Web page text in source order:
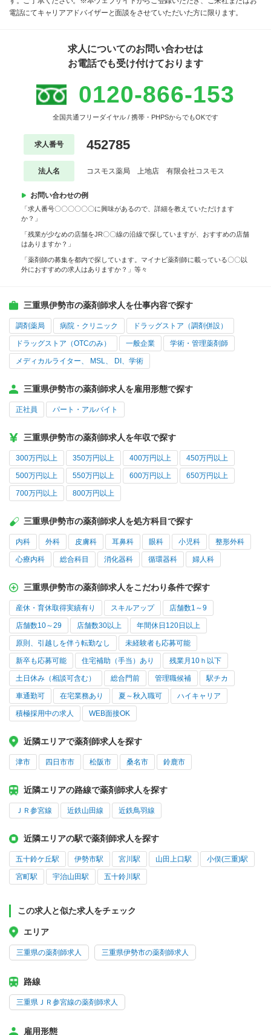
電話にてキャリアアドバイザーと面談をさせていただいた方に限ります。
求人についてのお問い合わせは
お電話でも受け付けております
0120-866-153
全国共通フリーダイヤル / 携帯・PHPSからでもOKです
求人番号 452785
法人名 コスモス薬局 上地店 有限会社コスモス
お問い合わせの例
「求人番号〇〇〇〇〇〇に興味があるので、詳細を教えていただけます
か？」
「残業が少なめの店舗をJR〇〇線の沿線で探していますが、おすすめの店舗
はありますか？」
「薬剤師の募集を都内で探しています。マイナビ薬剤師に載っている〇〇以
外におすすめの求人はありますか？」等々
三重県伊勢市の薬剤師求人を仕事内容で探す
調剤薬局 病院・クリニック ドラッグストア（調剤併設）
ドラッグストア（OTCのみ） 一般企業 学術・管理薬剤師
メディカルライター、 MSL、 DI、学術
三重県伊勢市の薬剤師求人を雇用形態で探す
正社員 パート・アルバイト
三重県伊勢市の薬剤師求人を年収で探す
300万円以上 350万円以上 400万円以上 450万円以上
500万円以上 550万円以上 600万円以上 650万円以上
700万円以上 800万円以上
三重県伊勢市の薬剤師求人を処方科目で探す
内科 外科 皮膚科 耳鼻科 眼科 小児科 整形外科
心療内科 総合科目 消化器科 循環器科 婦人科
三重県伊勢市の薬剤師求人をこだわり条件で探す
産休・育休取得実績有り スキルアップ 店舗数1～9
店舗数10～29 店舗数30以上 年間休日120日以上
原則、引越しを伴う転勤なし 未経験者も応募可能
新卒も応募可能 住宅補助（手当）あり 残業月10ｈ以下
土日休み（相談可含む） 総合門前 管理職候補 駅チカ
車通勤可 在宅業務あり 夏～秋入職可 ハイキャリア
積極採用中の求人 WEB面接OK
近隣エリアで薬剤師求人を探す
津市 四日市市 松阪市 桑名市 鈴鹿市
近隣エリアの路線で薬剤師求人を探す
ＪＲ参宮線 近鉄山田線 近鉄鳥羽線
近隣エリアの駅で薬剤師求人を探す
五十鈴ケ丘駅 伊勢市駅 宮川駅 山田上口駅 小俣(三重)駅
宮町駅 宇治山田駅 五十鈴川駅
この求人と似た求人をチェック
エリア
三重県の薬剤師求人 三重県伊勢市の薬剤師求人
路線
三重県ＪＲ参宮線の薬剤師求人
雇用形態